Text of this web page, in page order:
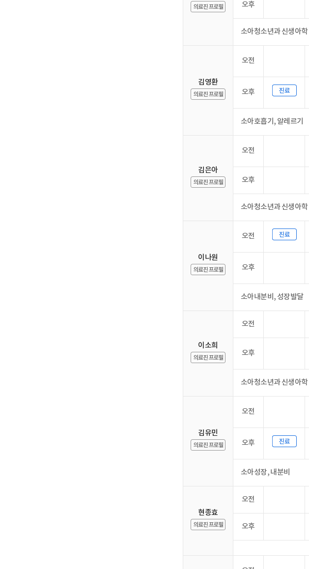
오후
소아청소년과 신생아학
김영환
오전
오후
소아호흡기, 알레르기
김은아
오전
오후
소아청소년과 신생아학
이나원
오전
오후
소아내분비, 성장발달
이소희
오전
오후
소아청소년과 신생아학
김유민
오전
오후
소아성장, 내분비
현종효
오전
오후